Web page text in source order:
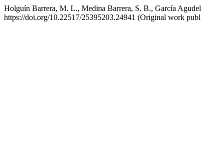
Holguín Barrera, M. L., Medina Barrera, S. B., García
https://doi.org/10.22517/25395203.24941 (Original work